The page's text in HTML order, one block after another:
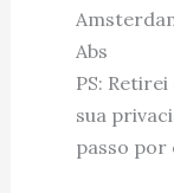
Abs
PS:
sua
passo por